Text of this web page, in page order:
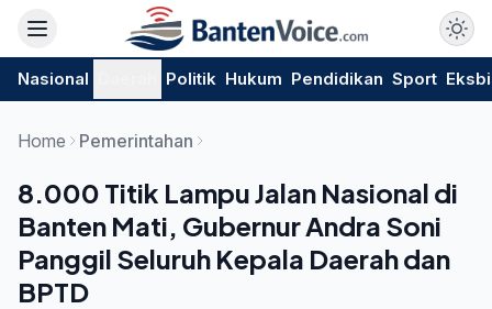
Nasional Politik Hukum Pendidikan Sport
Home Pemerintahan
8.000 Titik Lampu Jalan Nasional di
Banten Mati, Gubernur Andra Soni
Panggil Seluruh Kepala Daerah dan
BPTD